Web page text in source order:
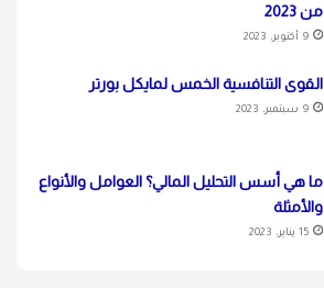
من 2023
9 أكتوبر، 2023
القوى التنافسية الخمس لمايكل بورتر
9 سبتمبر، 2023
ما هي أسس التحليل المالي؟ العوامل والأنواع
والأمثلة
15 يناير، 2023